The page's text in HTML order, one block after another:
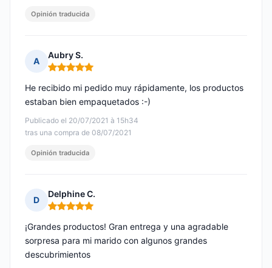
Opinión traducida
A
Aubry S.
Nota: 5 de 5
Publicado el 20/07/2021 à 15h34
tras una compra de 08/07/2021
He recibido mi pedido muy rápidamente, los productos
estaban bien empaquetados :-)
Opinión traducida
D
Delphine C.
Nota: 5 de 5
¡Grandes productos! Gran entrega y una agradable
sorpresa para mi marido con algunos grandes
descubrimientos